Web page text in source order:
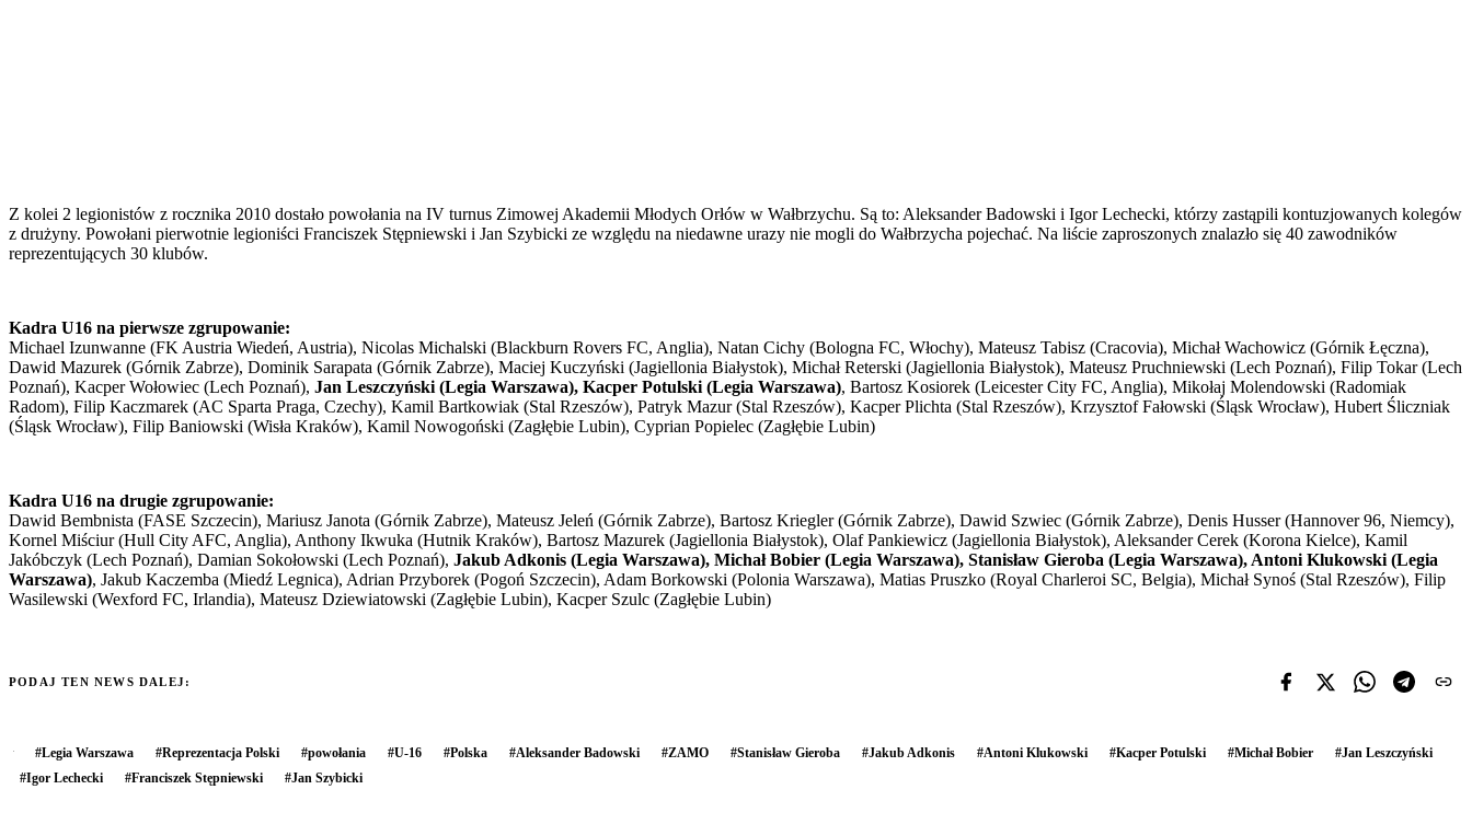
Z kolei 2 legionistów z rocznika 2010 dostało powołania na IV turnus Zimowej Akademii Młodych Orłów w Wałbrzychu. Są to: Aleksander Badowski i Igor Lechecki, którzy zastąpili kontuzjowanych kolegów
z drużyny. Powołani pierwotnie legioniści Franciszek Stępniewski i Jan Szybicki ze względu na niedawne urazy nie mogli do Wałbrzycha pojechać. Na liście zaproszonych znalazło się 40 zawodników
reprezentujących 30 klubów.
Kadra U16 na pierwsze zgrupowanie:
Michael Izunwanne (FK Austria Wiedeń, Austria), Nicolas Michalski (Blackburn Rovers FC, Anglia), Natan Cichy (Bologna FC, Włochy), Mateusz Tabisz (Cracovia), Michał Wachowicz (Górnik Łęczna),
Dawid Mazurek (Górnik Zabrze), Dominik Sarapata (Górnik Zabrze), Maciej Kuczyński (Jagiellonia Białystok), Michał Reterski (Jagiellonia Białystok), Mateusz Pruchniewski (Lech Poznań), Filip Tokar (Lech
Poznań), Kacper Wołowiec (Lech Poznań), Jan Leszczyński (Legia Warszawa), Kacper Potulski (Legia Warszawa), Bartosz Kosiorek (Leicester City FC, Anglia), Mikołaj Molendowski (Radomiak
Radom), Filip Kaczmarek (AC Sparta Praga, Czechy), Kamil Bartkowiak (Stal Rzeszów), Patryk Mazur (Stal Rzeszów), Kacper Plichta (Stal Rzeszów), Krzysztof Fałowski (Śląsk Wrocław), Hubert Śliczniak
(Śląsk Wrocław), Filip Baniowski (Wisła Kraków), Kamil Nowogoński (Zagłębie Lubin), Cyprian Popielec (Zagłębie Lubin)
Kadra U16 na drugie zgrupowanie:
Dawid Bembnista (FASE Szczecin), Mariusz Janota (Górnik Zabrze), Mateusz Jeleń (Górnik Zabrze), Bartosz Kriegler (Górnik Zabrze), Dawid Szwiec (Górnik Zabrze), Denis Husser (Hannover 96, Niemcy),
Kornel Miściur (Hull City AFC, Anglia), Anthony Ikwuka (Hutnik Kraków), Bartosz Mazurek (Jagiellonia Białystok), Olaf Pankiewicz (Jagiellonia Białystok), Aleksander Cerek (Korona Kielce), Kamil
Jakóbczyk (Lech Poznań), Damian Sokołowski (Lech Poznań), Jakub Adkonis (Legia Warszawa), Michał Bobier (Legia Warszawa), Stanisław Gieroba (Legia Warszawa), Antoni Klukowski (Legia
Warszawa), Jakub Kaczemba (Miedź Legnica), Adrian Przyborek (Pogoń Szczecin), Adam Borkowski (Polonia Warszawa), Matias Pruszko (Royal Charleroi SC, Belgia), Michał Synoś (Stal Rzeszów), Filip
Wasilewski (Wexford FC, Irlandia), Mateusz Dziewiatowski (Zagłębie Lubin), Kacper Szulc (Zagłębie Lubin)
PODAJ TEN NEWS DALEJ:
#Legia Warszawa #Reprezentacja Polski #powołania #U-16 #Polska #Aleksander Badowski #ZAMO #Stanisław Gieroba #Jakub Adkonis #Antoni Klukowski #Kacper Potulski #Michał Bobier #Jan Leszczyński
#Igor Lechecki #Franciszek Stępniewski #Jan Szybicki